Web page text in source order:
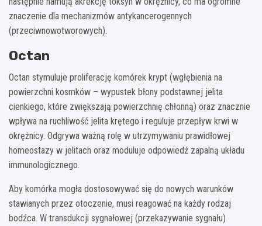
znaczenie dla mechanizmów antykancerogennych
(przeciwnowotworowych).
Octan
Octan stymuluje proliferację komórek krypt (wgłębienia na
powierzchni kosmków – wypustek błony podstawnej jelita
cienkiego, które zwiększają powierzchnię chłonną) oraz znacznie
wpływa na ruchliwość jelita krętego i reguluje przepływ krwi w
okrężnicy. Odgrywa ważną rolę w utrzymywaniu prawidłowej
homeostazy w jelitach oraz moduluje odpowiedź zapalną układu
immunologicznego.
Aby komórka mogła dostosowywać się do nowych warunków
stawianych przez otoczenie, musi reagować na każdy rodzaj
bodźca. W transdukcji sygnałowej (przekazywanie sygnału)